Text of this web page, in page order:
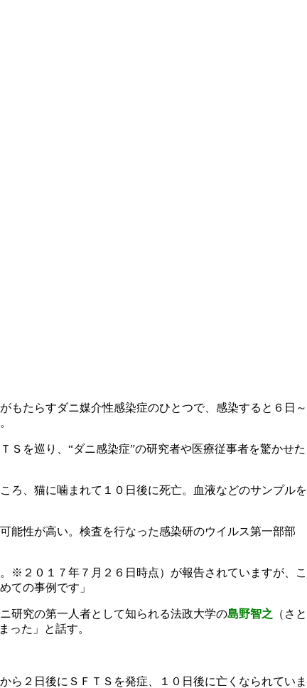
もたらすダニ媒介性感染症のひとつで、感染すると６日～
を巡り、“ダニ感染症”の研究者や医療従事者を驚かせた
ろ、猫に噛まれて１０日後に死亡。血液などのサンプルを
能性が高い。検査を行なった感染研のウイルス第一部部
※２０１７年７月２６日時点）が報告されていますが、こ
ての事例です」
研究の第一人者として知られる法政大学の島野智之 （さと
った」と話す。
ら２日後にＳＦＴＳを発症、１０日後に亡くなられていま